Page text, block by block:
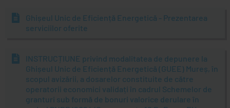
MONITORUL OFICIAL LOCAL
Ghișeul Unic de Eficiență Energetică - Prezentarea
serviciilor oferite
INSTRUCȚIUNE privind modalitatea de depunere la
Ghișeul Unic de Eficiență Energetică (GUEE) Mureș, în
scopul avizării, a dosarelor constituite de către
operatorii economici validați în cadrul Schemelor de
granturi sub formă de bonuri valorice derulare în